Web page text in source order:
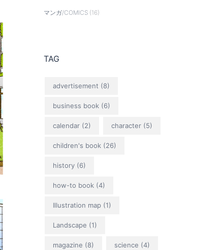
マンガ/COMICS(16)
TAG
advertisement (8)
business book (6)
calendar(2) character(5)
children's book (26)
history(6)
how-to book (4)
Illustration map(1)
Landscape (1)
magazine (8) science (4)